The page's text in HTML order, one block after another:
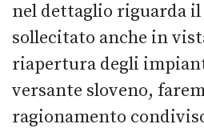
nel dettaglio riguarda il
sollecitato anche in
riapertura degli
versante sloveno,
ragionamento